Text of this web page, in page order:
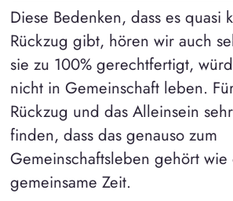
Diese Bedenken, dass es quasi
Rückzug gibt, hören wir auch
sie zu 100% gerechtfertigt,
nicht in Gemeinschaft leben.
Rückzug und das Alleinsein
finden, dass das genauso zum
Gemeinschaftsleben gehört wie
gemeinsame Zeit.